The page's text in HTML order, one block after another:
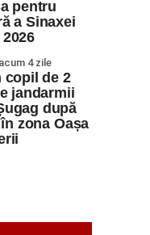
pentru
a Sinaxei
acum 4 zile
copil de 2
jandarmii
după
zona Oașa